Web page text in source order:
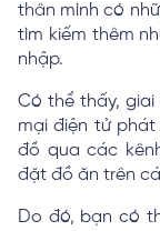
thân mình có
tìm kiếm thêm
nhập.
Có thể thấy, giai
mại điện tử phát
đồ qua các
đặt đồ ăn trên
Do đó, bạn có